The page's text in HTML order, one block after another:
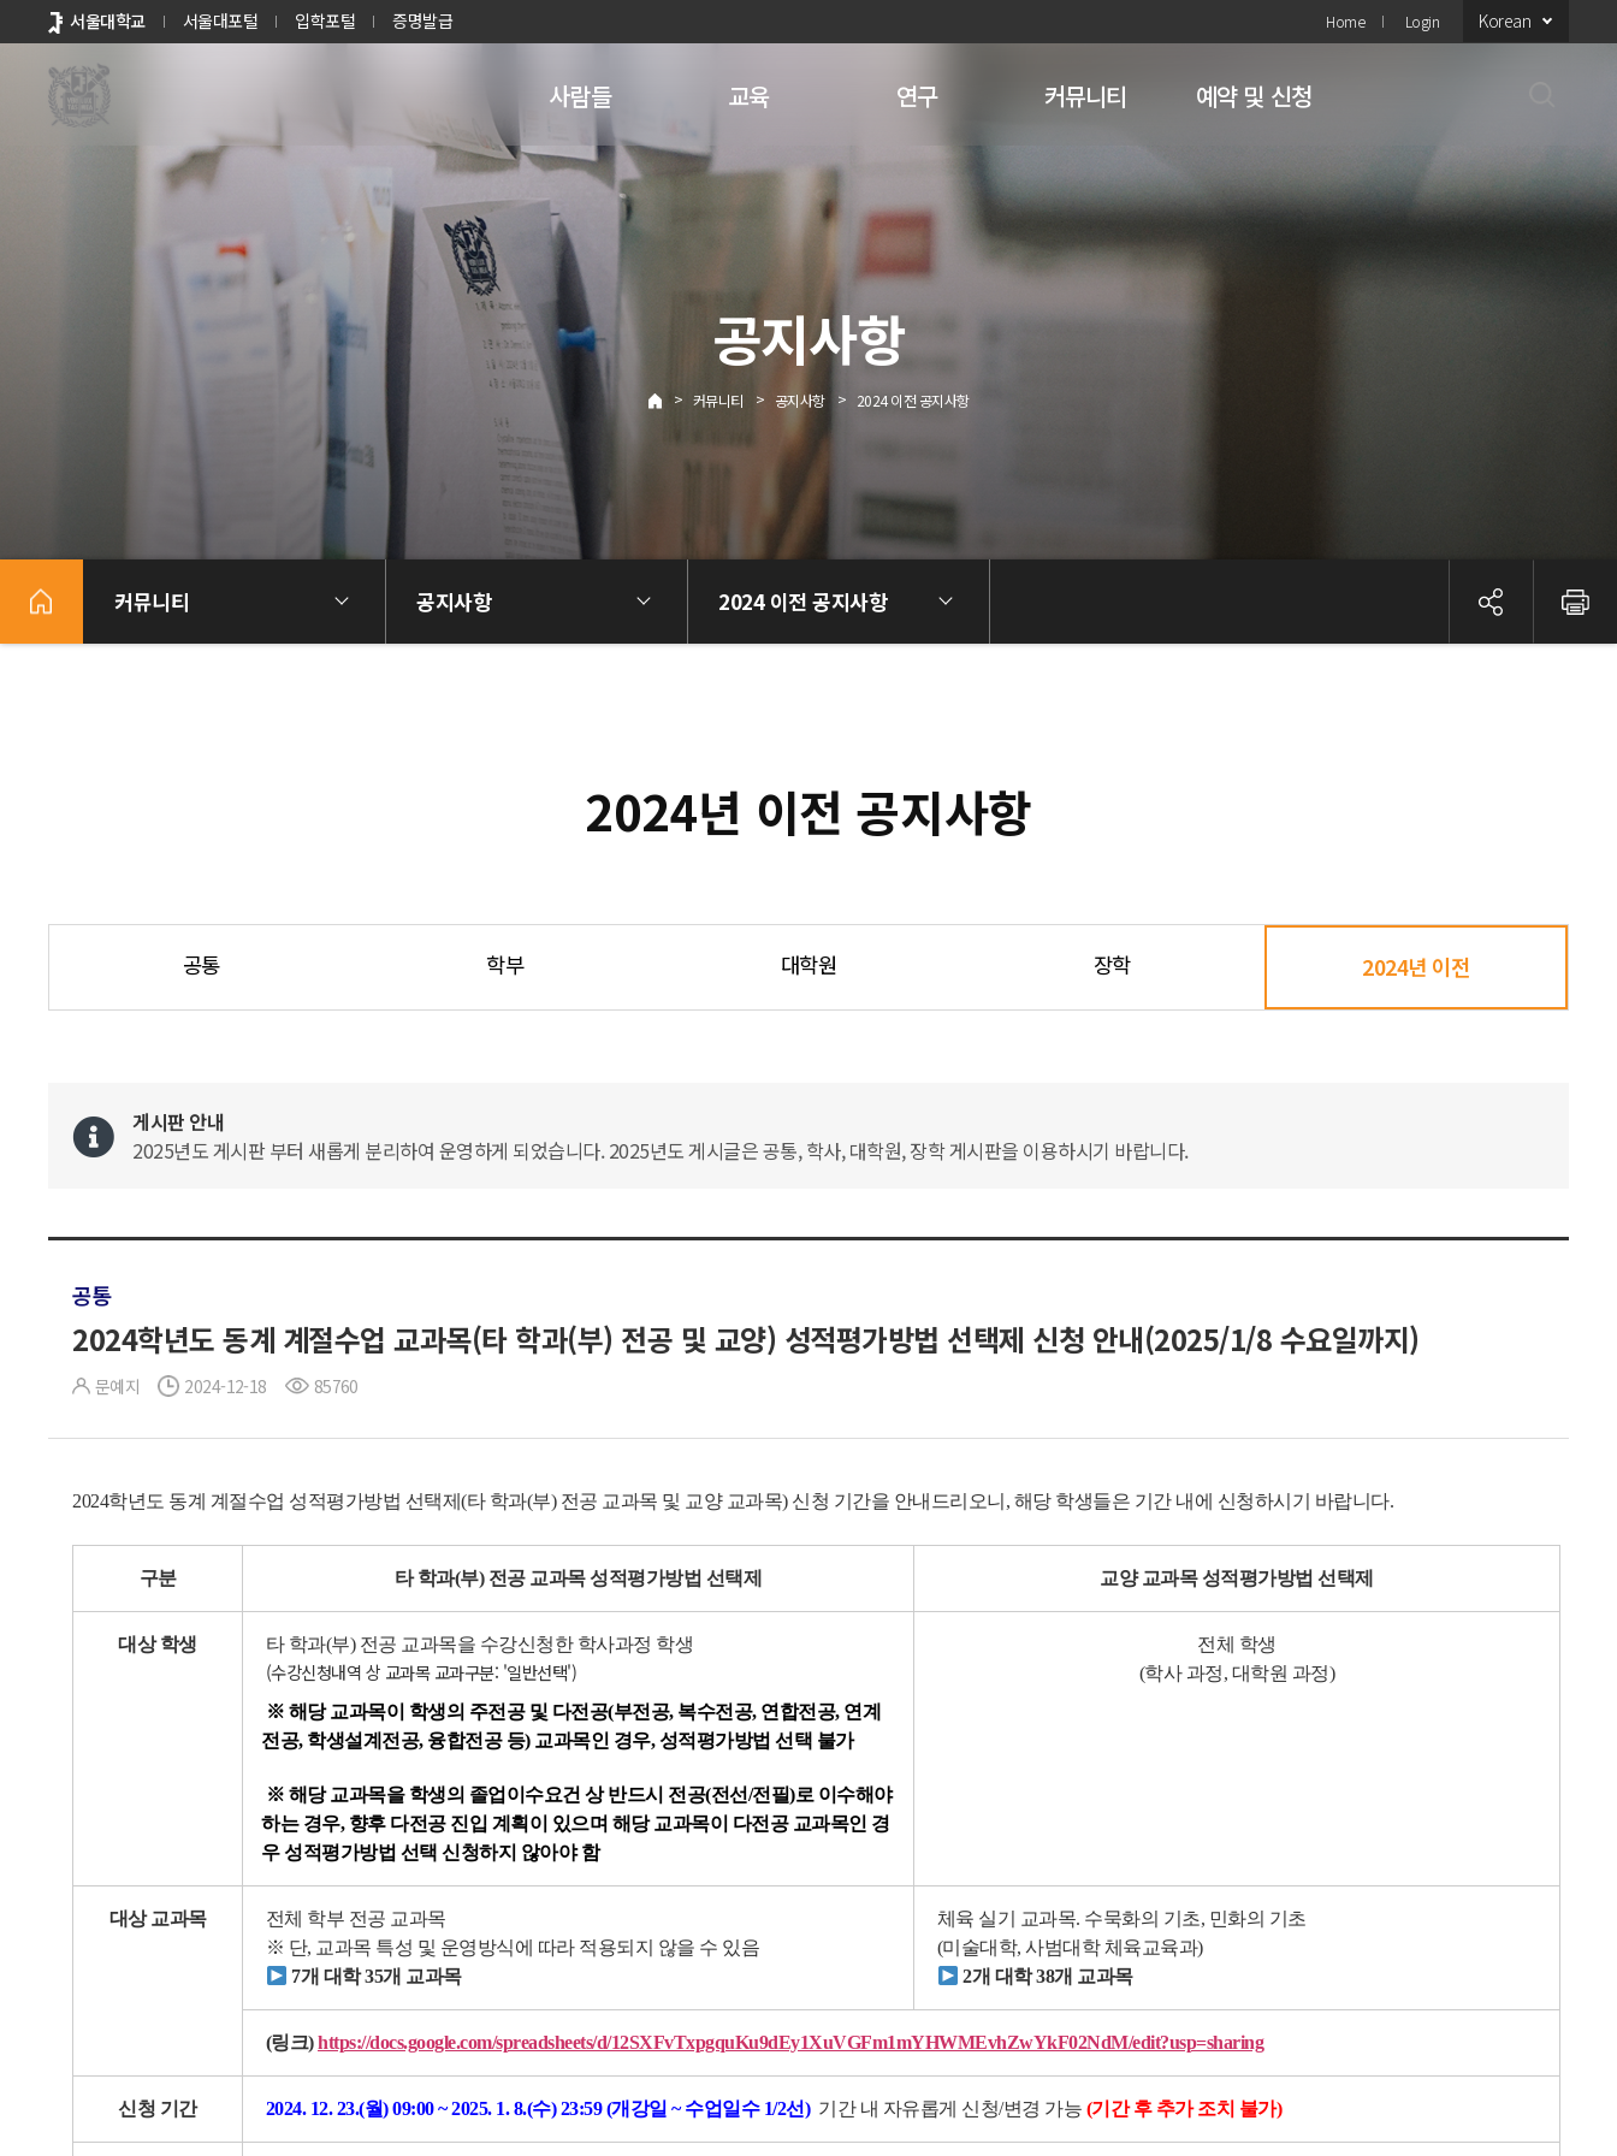
바로가기
메뉴
서울대학교 서울대포털 입학포털 증명발급 Home Login Korean
사람들 교육 연구 커뮤니티 예약 및 신청
공지사항
> 커뮤니티 > 공지사항 > 2024 이전 공지사항
커뮤니티 공지사항 2024 이전 공지사항
2024년 이전 공지사항
공통 학부 대학원 장학 2024년 이전
게시판 안내
2025년도 게시판 부터 새롭게 분리하여 운영하게 되었습니다. 2025년도 게시글은 공통, 학사, 대학원, 장학 게시판을 이용하시기 바랍니다.
공통
2024학년도 동계 계절수업 교과목(타 학과(부) 전공 및 교양) 성적평가방법 선택제 신청 안내(2025/1/8 수요일까지)
문예지 2024-12-18 85760
2024학년도 동계 계절수업 성적평가방법 선택제(타 학과(부) 전공 교과목 및 교양 교과목) 신청 기간을 안내드리오니, 해당 학생들은 기간 내에 신청하시기 바랍니다.
구분 타 학과(부) 전공 교과목 성적평가방법 선택제 교양 교과목 성적평가방법 선택제
대상 학생 타 학과(부) 전공 교과목을 수강신청한 학사과정 학생
(수강신청내역 상 교과목 교과구분: '일반선택')
※ 해당 교과목이 학생의 주전공 및 다전공(부전공, 복수전공, 연합전공, 연계
전공, 학생설계전공, 융합전공 등) 교과목인 경우, 성적평가방법 선택 불가
※ 해당 교과목을 학생의 졸업이수요건 상 반드시 전공(전선/전필)로 이수해야
하는 경우, 향후 다전공 진입 계획이 있으며 해당 교과목이 다전공 교과목인 경
우 성적평가방법 선택 신청하지 않아야 함
전체 학생
(학사 과정, 대학원 과정)
대상 교과목
전체 학부 전공 교과목
※ 단, 교과목 특성 및 운영방식에 따라 적용되지 않을 수 있음
7개 대학 35개 교과목
체육 실기 교과목. 수묵화의 기초, 민화의 기초
(미술대학, 사범대학 체육교육과)
2개 대학 38개 교과목
(링크) https://docs.google.com/spreadsheets/d/12SXFvTxpgquKu9dEy1XuVGFm1mYHWMEvhZwYkF02NdM/edit?usp=sharing
신청 기간 2024. 12. 23.(월) 09:00 ~ 2025. 1. 8.(수) 23:59 (개강일 ~ 수업일수 1/2선) 기간 내 자유롭게 신청/변경 가능 (기간 후 추가 조치 불가)